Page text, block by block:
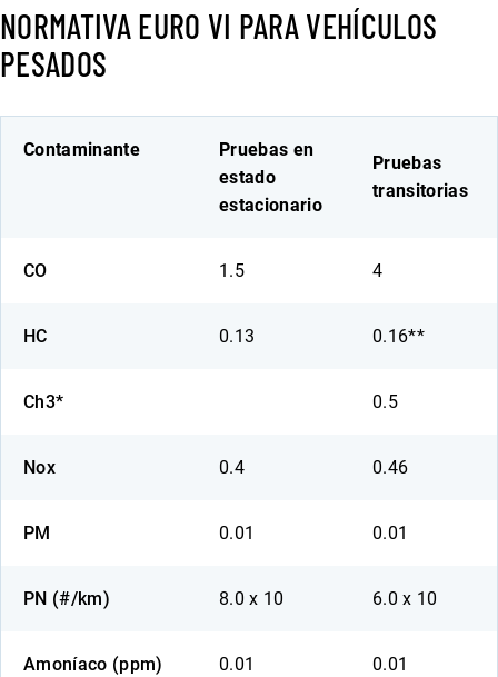
NORMATIVA EURO VI PARA VEHÍCULOS
PESADOS
Contaminante
Pruebas en
estado
estacionario
Pruebas
transitorias
CO 1.5 4
HC 0.13 0.16**
Ch3* 0.5
Nox 0.4 0.46
PM 0.01 0.01
PN (#/km) 8.0 x 10 6.0 x 10
Amoníaco (ppm) 0.01 0.01